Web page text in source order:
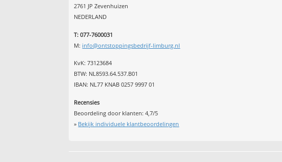
2761 JP Zevenhuizen
NEDERLAND
T: 077-7600031
M: info@ontstoppingsbedrijf-limburg.nl
KvK: 73123684
BTW: NL8593.64.537.B01
IBAN: NL77 KNAB 0257 9997 01
Recensies
Beoordeling door klanten:4,7/5
» Bekijk individuele klantbeoordelingen